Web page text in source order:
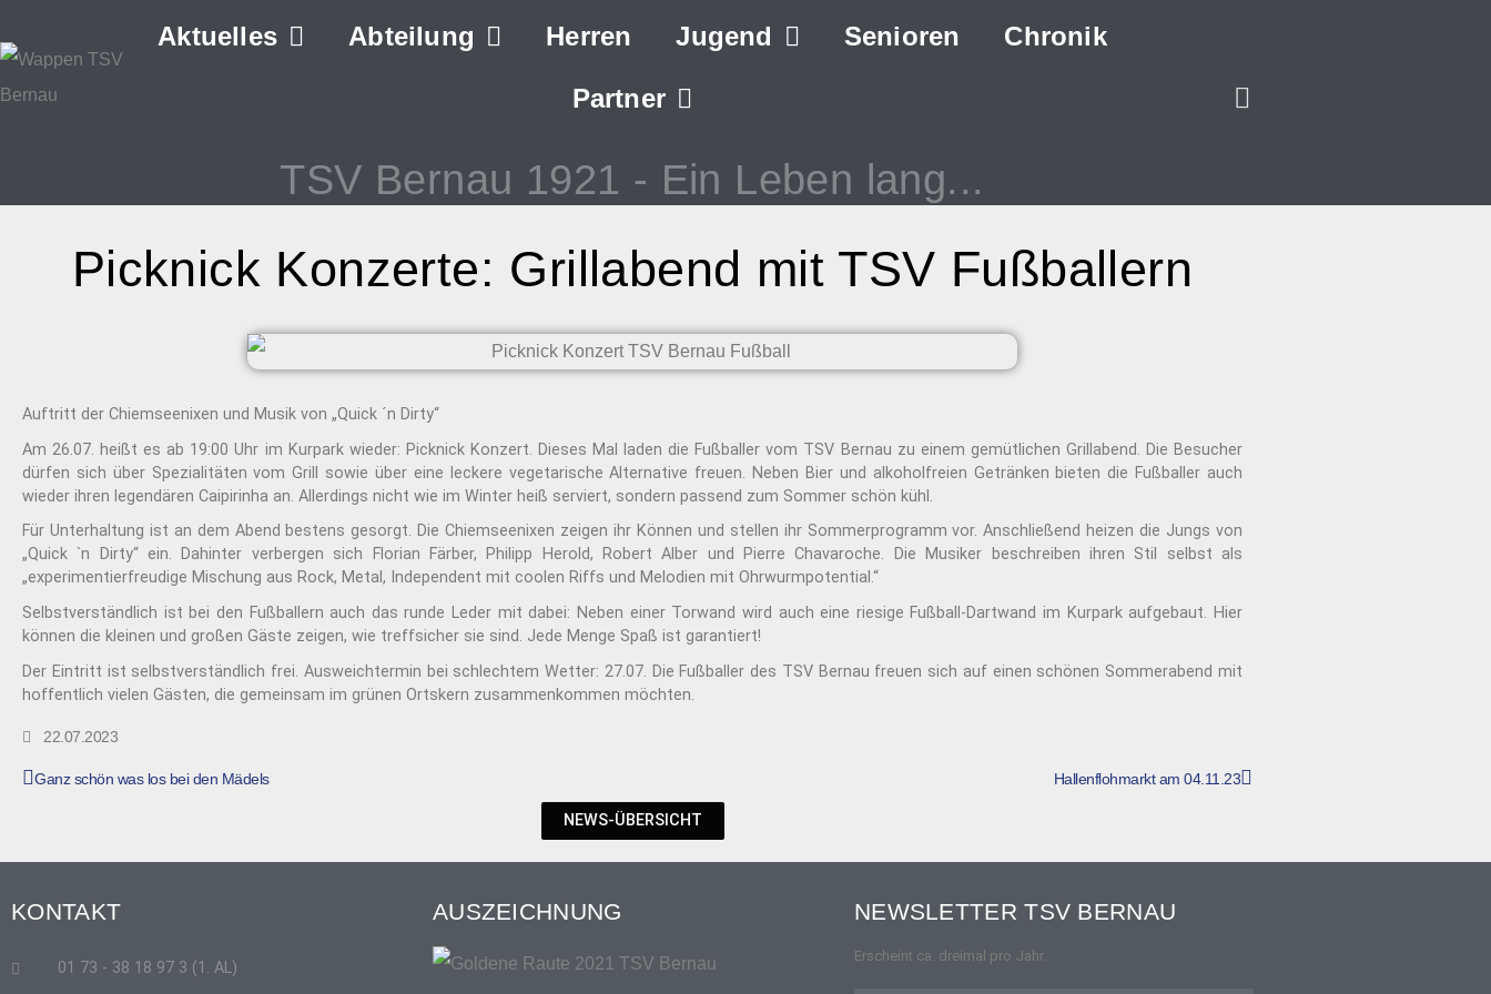
Aktuelles Abteilung Herren Jugend Senioren Chronik
Partner
TSV Bernau 1921 - Ein Leben lang...
Picknick Konzerte: Grillabend mit TSV Fußballern
Auftritt der Chiemseenixen und Musik von „Quick ´n Dirty“
Am 26.07. heißt es ab 19:00 Uhr im Kurpark wieder: Picknick Konzert. Dieses Mal laden die Fußballer vom TSV Bernau zu einem gemütlichen Grillabend. Die Besucher
dürfen sich über Spezialitäten vom Grill sowie über eine leckere vegetarische Alternative freuen. Neben Bier und alkoholfreien Getränken bieten die Fußballer auch
wieder ihren legendären Caipirinha an. Allerdings nicht wie im Winter heiß serviert, sondern passend zum Sommer schön kühl.
Für Unterhaltung ist an dem Abend bestens gesorgt. Die Chiemseenixen zeigen ihr Können und stellen ihr Sommerprogramm vor. Anschließend heizen die Jungs von
„Quick `n Dirty“ ein. Dahinter verbergen sich Florian Färber, Philipp Herold, Robert Alber und Pierre Chavaroche. Die Musiker beschreiben ihren Stil selbst als
„experimentierfreudige Mischung aus Rock, Metal, Independent mit coolen Riffs und Melodien mit Ohrwurmpotential.“
Selbstverständlich ist bei den Fußballern auch das runde Leder mit dabei: Neben einer Torwand wird auch eine riesige Fußball-Dartwand im Kurpark aufgebaut. Hier
können die kleinen und großen Gäste zeigen, wie treffsicher sie sind. Jede Menge Spaß ist garantiert!
Der Eintritt ist selbstverständlich frei. Ausweichtermin bei schlechtem Wetter: 27.07. Die Fußballer des TSV Bernau freuen sich auf einen schönen Sommerabend mit
hoffentlich vielen Gästen, die gemeinsam im grünen Ortskern zusammenkommen möchten.
22.07.2023
Ganz schön was los bei den Mädels Hallenflohmarkt am 04.11.23
NEWS-ÜBERSICHT
KONTAKT
01 73 - 38 18 97 3 (1. AL)
AUSZEICHNUNG NEWSLETTER TSV BERNAU
Erscheint ca. dreimal pro Jahr.